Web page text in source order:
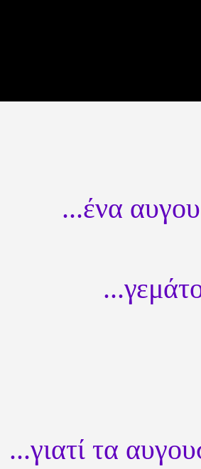
...ένα
...γιατί τα